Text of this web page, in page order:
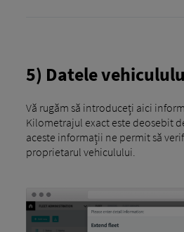
5) Datele
Vă rugăm să introduceți aici
Kilometrajul exact este deosebit
aceste informații ne permit să
proprietarul vehiculului.